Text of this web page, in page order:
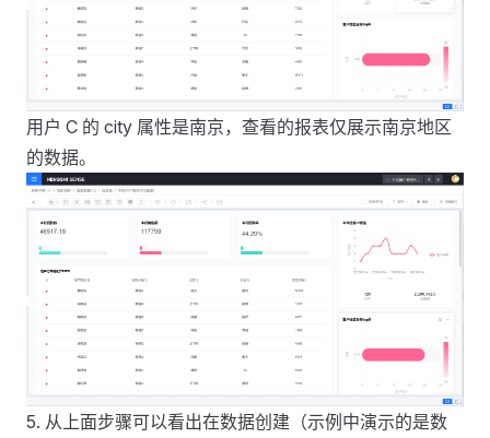
用户 C 的 city 属性是南京，查看的报表仅展示南京地区
的数据。
5. 从上面步骤可以看出在数据创建（示例中演示的是数